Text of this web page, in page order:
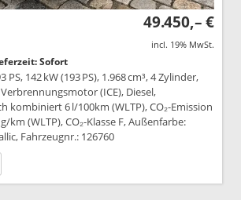
49.450,– €
incl. 19% MwSt.
Sofort
PS, 142 kW (193 PS), 1.968 cm³, 4 Zylinder,
(ICE), Diesel,
kombiniert 6 l/100km (WLTP), CO₂-Emission
km (WLTP), CO₂-Klasse F, Außenfarbe:
Fahrzeugnr.: 126760
Fahrzeugexposé drucken